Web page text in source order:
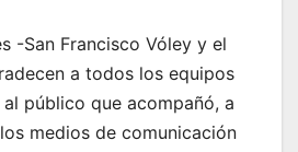
-San Francisco Vóley y el
a todos los equipos
público que acompañó, a
medios de comunicación